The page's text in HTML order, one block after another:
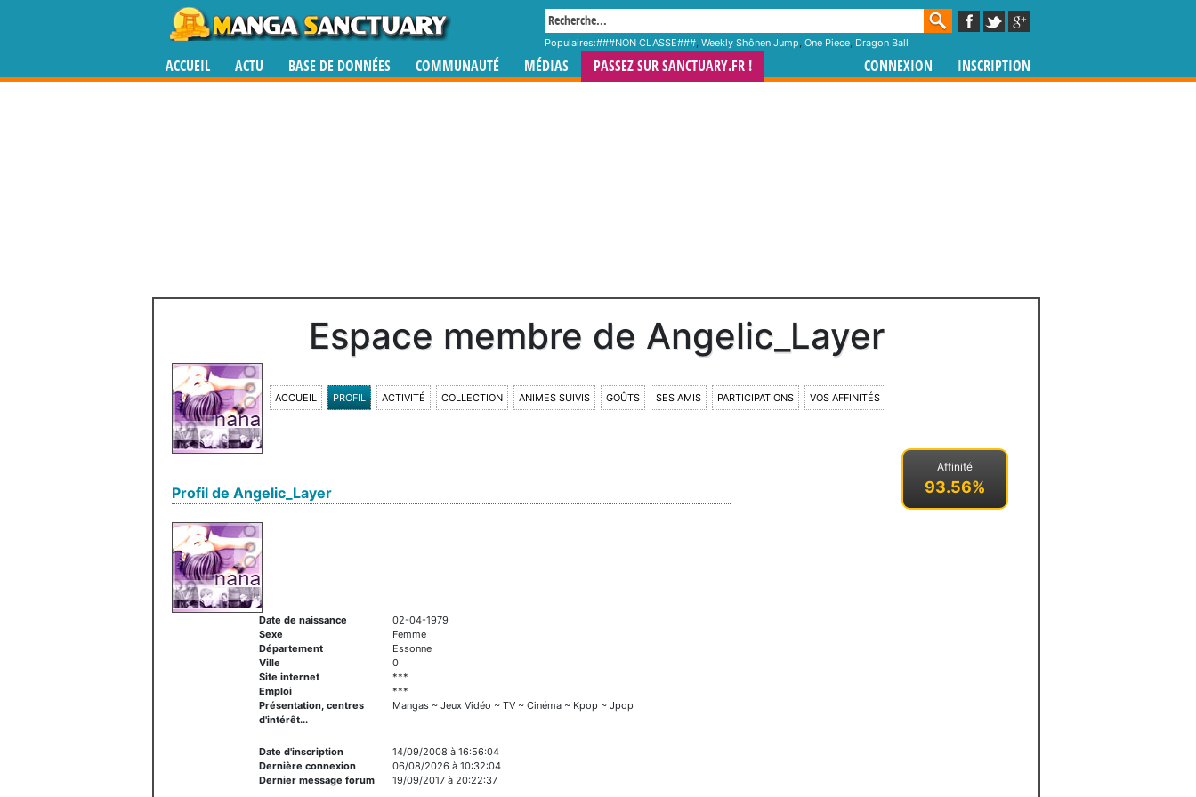
Populaires:###NON CLASSE###, Weekly Shônen Jump, One Piece, Dragon Ball
ACCUEIL ACTU BASE DE DONNÉES COMMUNAUTÉ MÉDIAS PASSEZ SUR SANCTUARY.FR ! CONNEXION INSCRIPTION
Espace membre de Angelic_Layer
ACCUEIL PROFIL ACTIVITÉ COLLECTION ANIMES SUIVIS GOÛTS SES AMIS PARTICIPATIONS VOS AFFINITÉS
Affinité
93.56%
Profil de Angelic_Layer
Date de naissance
02-04-1979
Sexe
Femme
Département
Essonne
Ville
0
Site internet
***
Emploi
***
Présentation, centres
d'intérêt...
Mangas ~ Jeux Vidéo ~ TV ~ Cinéma ~ Kpop ~ Jpop
Date d'inscription
14/09/2008 à 16:56:04
Dernière connexion
06/08/2026 à 10:32:04
Dernier message forum
19/09/2017 à 20:22:37